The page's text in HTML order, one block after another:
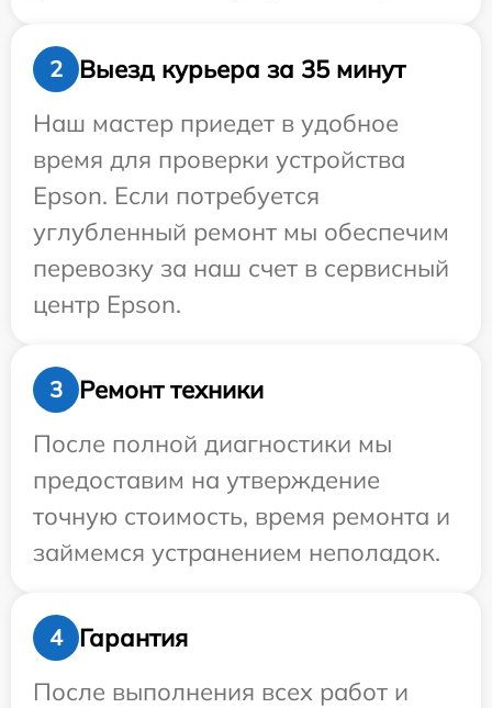
2
Выезд курьера за 35 минут
Наш мастер приедет в удобное
время для проверки устройства
Epson. Если потребуется
углубленный ремонт мы обеспечим
перевозку за наш счет в сервисный
центр Epson.
3
Ремонт техники
После полной диагностики мы
предоставим на утверждение
точную стоимость, время ремонта и
займемся устранением неполадок.
4
Гарантия
После выполнения всех работ и